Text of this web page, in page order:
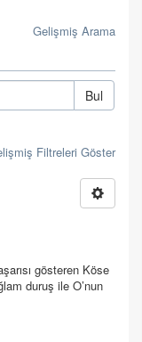
Gelişmiş Arama
Bul
Filtreleri Göster
gösteren Köse
duruş ile O’nun